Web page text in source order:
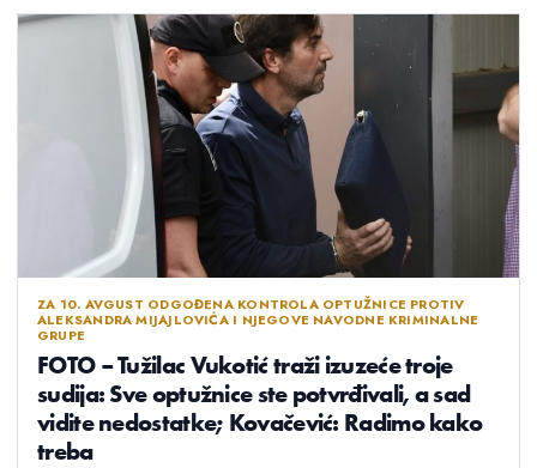
ZA 10. AVGUST ODGOĐENA KONTROLA OPTUŽNICE PROTIV
ALEKSANDRA MIJAJLOVIĆA I NJEGOVE NAVODNE KRIMINALNE
GRUPE
FOTO – Tužilac Vukotić traži izuzeće troje
sudija: Sve optužnice ste potvrđivali, a sad
vidite nedostatke; Kovačević: Radimo kako
treba